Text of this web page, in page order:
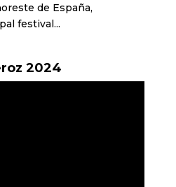
de España,
festival...
2024